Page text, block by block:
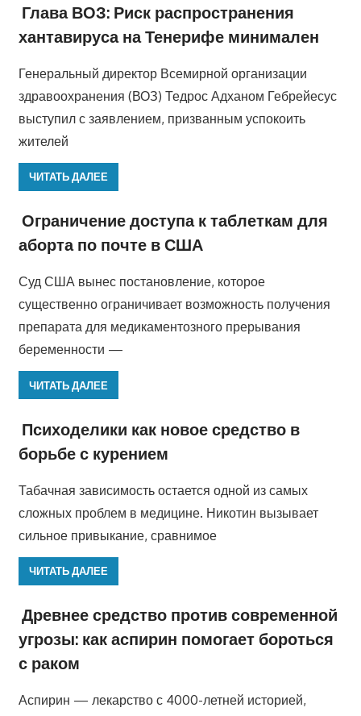
Глава ВОЗ: Риск распространения
хантавируса на Тенерифе минимален
Генеральный директор Всемирной организации
здравоохранения (ВОЗ) Тедрос Адханом Гебрейесус
выступил с заявлением, призванным успокоить
жителей
ЧИТАТЬ ДАЛЕЕ
Ограничение доступа к таблеткам для
аборта по почте в США
Суд США вынес постановление, которое
существенно ограничивает возможность получения
препарата для медикаментозного прерывания
беременности —
ЧИТАТЬ ДАЛЕЕ
Психоделики как новое средство в
борьбе с курением
Табачная зависимость остается одной из самых
сложных проблем в медицине. Никотин вызывает
сильное привыкание, сравнимое
ЧИТАТЬ ДАЛЕЕ
Древнее средство против современной
угрозы: как аспирин помогает бороться
с раком
Аспирин — лекарство с 4000-летней историей,